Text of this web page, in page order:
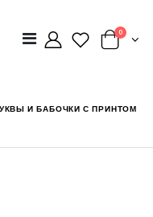
0
И БАБОЧКИ С ПРИНТОМ